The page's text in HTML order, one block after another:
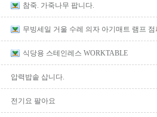
참죽. 가죽나무 팝니다.
무빙세일 거울 수레 의자 아기매트 램프
식당용 스테인레스 WORKTABLE
압력밥솥 삽니다.
전기요 팔아요